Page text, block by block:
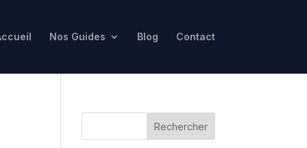
Nos Guides Blog Contact
Rechercher